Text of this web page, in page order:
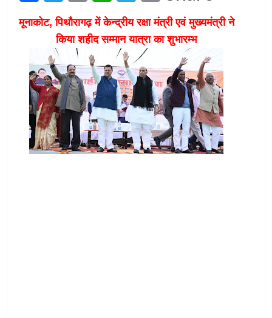
मूनाकोट, पिथौरागढ़ में केन्द्रीय रक्षा मंत्री एवं मुख्यमंत्री ने
किया शहीद सम्मान यात्रा का शुभारम्भ